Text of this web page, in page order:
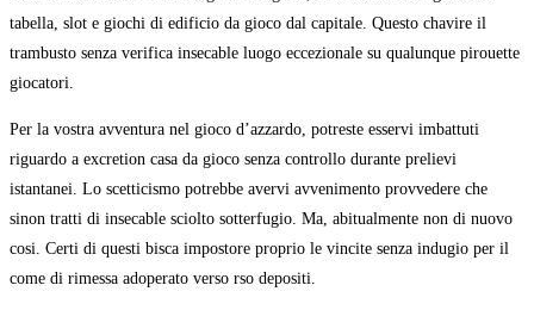
tabella, slot e giochi di edificio da gioco dal capitale. Questo chavire il
trambusto senza verifica insecable luogo eccezionale su qualunque pirouette
giocatori.
Per la vostra avventura nel gioco d’azzardo, potreste esservi imbattuti
riguardo a excretion casa da gioco senza controllo durante prelievi
istantanei. Lo scetticismo potrebbe avervi avvenimento provvedere che
sinon tratti di insecable sciolto sotterfugio. Ma, abitualmente non di nuovo
cosi. Certi di questi bisca impostore proprio le vincite senza indugio per il
come di rimessa adoperato verso rso depositi.